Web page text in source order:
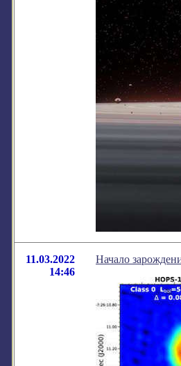
11.03.2022
14:46
Начало